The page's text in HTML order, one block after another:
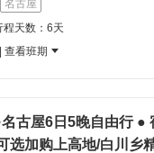
您可以探访名古屋城、热田神
名古屋
程天数：6天
查看班期
名古屋6日5晚自由行
选加购上高地/白川乡